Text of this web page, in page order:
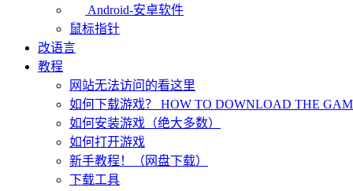
Android-安卓软件
鼠标指针
改语言
教程
网站无法访问的看这里
如何下载游戏？ HOW TO DOWNLOAD THE
如何安装游戏（绝大多数）
如何打开游戏
新手教程！（网盘下载）
下载工具